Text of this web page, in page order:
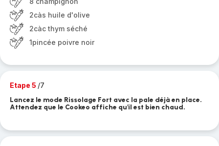
2càs huile d'olive
2càc thym séché
1pincée poivre noir
Etape 5 /7
Lancez le mode Rissolage Fort avec la pale déjà en place.
Attendez que le Cookeo affiche qu'il est bien chaud.